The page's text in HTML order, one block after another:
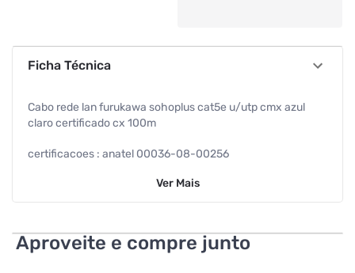
Ficha Técnica
Cabo rede lan furukawa sohoplus cat5e u/utp cmx azul
claro certificado cx 100m
certificacoes : anatel 00036-08-00256
temperatura de armazenamento : -20grausc a 70grausc
Ver Mais
Aproveite e compre junto